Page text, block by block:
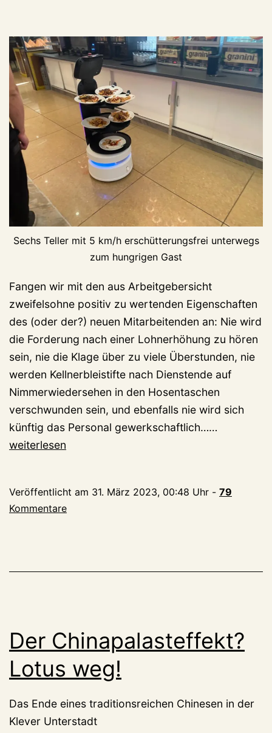
Sechs Teller mit 5 km/h erschütterungsfrei unterwegs
zum hungrigen Gast
Fangen wir mit den aus Arbeitgebersicht
zweifelsohne positiv zu wertenden Eigenschaften
des (oder der?) neuen Mitarbeitenden an: Nie wird
die Forderung nach einer Lohnerhöhung zu hören
sein, nie die Klage über zu viele Überstunden, nie
werden Kellnerbleistifte nach Dienstende auf
Nimmerwiedersehen in den Hosentaschen
verschwunden sein, und ebenfalls nie wird sich
künftig das Personal gewerkschaftlich……
Flutstraße:
ohne
Gnade
weiterlesen
Veröffentlicht am 31. März 2023, 00:48 Uhr - 79
Kommentare
Der Chinapalasteffekt?
Lotus weg!
Das Ende eines traditionsreichen Chinesen in der
Klever Unterstadt